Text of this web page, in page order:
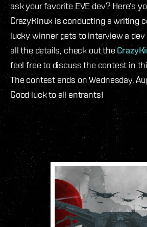
ask your favorite EVE dev? Here’s
CrazyKinux is conducting a writing
lucky winner gets to interview a
all the details, check out the
feel free to discuss the contest in
The contest ends on Wednesday,
Good luck to all entrants!